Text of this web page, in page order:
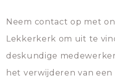
Neem contact op met
Lekkerkerk om uit te
deskundige
het verwijderen van